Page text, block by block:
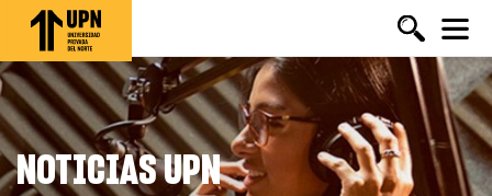
Pasar
contenido
principal
NOTICIAS UPN